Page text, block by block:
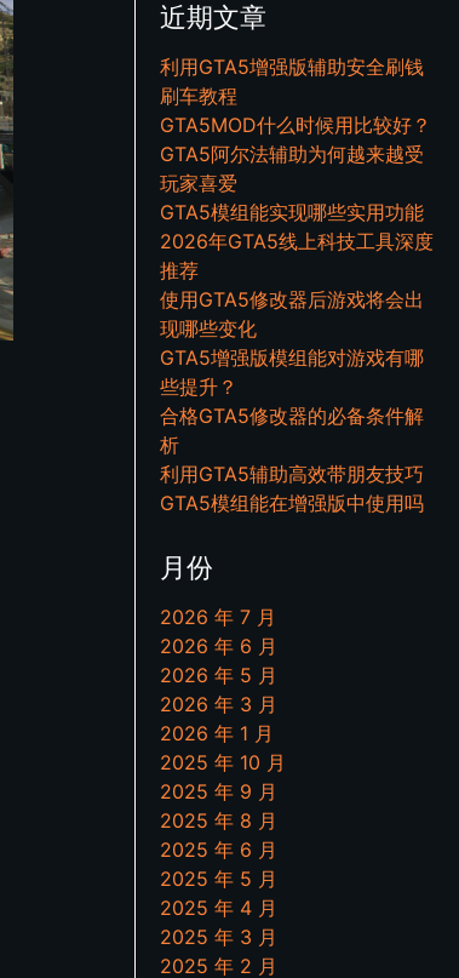
近期文章
利用GTA5增强版辅助安全刷钱
刷车教程
GTA5MOD什么时候用比较好？
GTA5阿尔法辅助为何越来越受
玩家喜爱
GTA5模组能实现哪些实用功能
2026年GTA5线上科技工具深度
推荐
使用GTA5修改器后游戏将会出
现哪些变化
GTA5增强版模组能对游戏有哪
些提升？
合格GTA5修改器的必备条件解
析
利用GTA5辅助高效带朋友技巧
GTA5模组能在增强版中使用吗
月份
2026 年 7 月
2026 年 6 月
2026 年 5 月
2026 年 3 月
2026 年 1 月
2025 年 10 月
2025 年 9 月
2025 年 8 月
2025 年 6 月
2025 年 5 月
2025 年 4 月
2025 年 3 月
2025 年 2 月